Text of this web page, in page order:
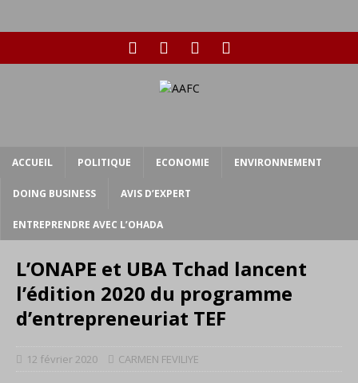
ACCUEIL POLITIQUE ECONOMIE ENVIRONNEMENT
DOING BUSINESS AVIS D’EXPERT
ENTREPRENDRE AVEC L’OHADA
L’ONAPE et UBA Tchad lancent
l’édition 2020 du programme
d’entrepreneuriat TEF
12 février 2020 CARMEN FEVILIYE